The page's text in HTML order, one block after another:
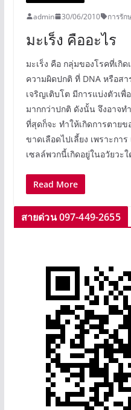
admin 30/06/2010 การรัก
มะเร็ง คืออะไร
มะเร็ง คือ กลุ่มของโรคที่เกิ
ความผิดปกติ ที่ DNA หรือส
เจริญเติบโต มีการแบ่งตัวเพื่
มากกว่าปกติ ดังนั้น จึงอาจท
ที่สุดก็จะ ทำให้เกิดการตาย
ขาดเลือดไปเลี้ยง เพราะกา
เซลล์พวกนี้เกิดอยู่ในอวัยวะใ
Read More
สายด่วน 097-449-2655